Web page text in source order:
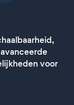
voor